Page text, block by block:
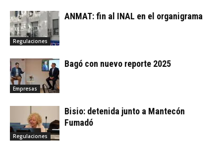
Regulaciones
ANMAT: fin al INAL en el organigrama
Empresas
Bagó con nuevo reporte 2025
Regulaciones
Bisio: detenida junto a Mantecón
Fumadó